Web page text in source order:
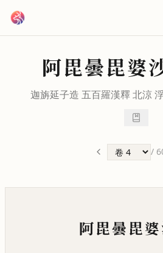
阿毘曇毘婆
迦旃延子造 五百羅漢釋 北涼
/
阿毘曇毘